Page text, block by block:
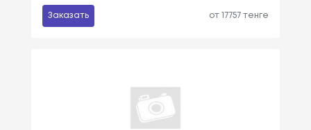
Заказать от 17757 тенге